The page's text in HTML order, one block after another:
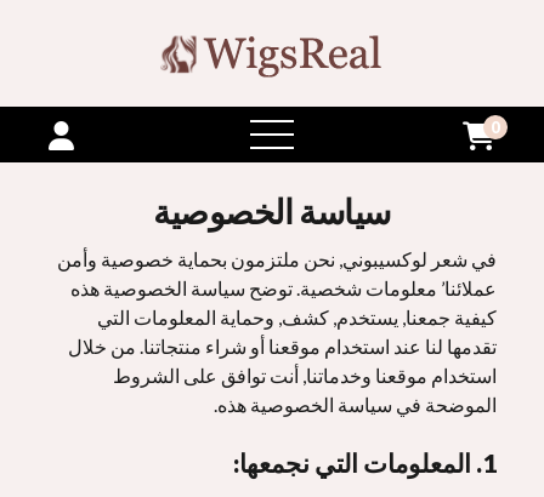
فتح
القائمة
0
سياسة الخصوصية
في شعر لوكسيبوني, نحن ملتزمون بحماية خصوصية وأمن
عملائنا’ معلومات شخصية. توضح سياسة الخصوصية هذه
كيفية جمعنا, يستخدم, كشف, وحماية المعلومات التي
تقدمها لنا عند استخدام موقعنا أو شراء منتجاتنا. من خلال
استخدام موقعنا وخدماتنا, أنت توافق على الشروط
الموضحة في سياسة الخصوصية هذه.
1. المعلومات التي نجمعها: